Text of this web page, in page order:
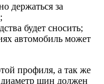
держаться за
будет сносить;
автомобиль может
профиля, а так же
шин должен